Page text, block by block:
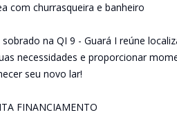
com churrasqueira e banheiro
sobrado na QI 9 - Guará I reúne
necessidades e proporcionar
seu novo lar!
FINANCIAMENTO